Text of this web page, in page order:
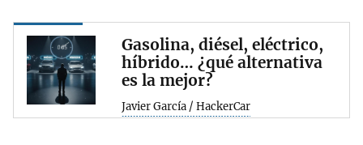
Gasolina, diésel, eléctrico,
híbrido… ¿qué alternativa
es la mejor?
Javier García / HackerCar